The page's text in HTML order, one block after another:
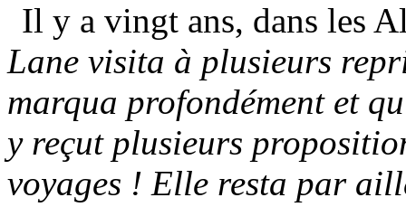
Il y a vingt ans, dans les
Lane visita à plusieurs
marqua profondément et
y reçut plusieurs
voyages ! Elle resta par